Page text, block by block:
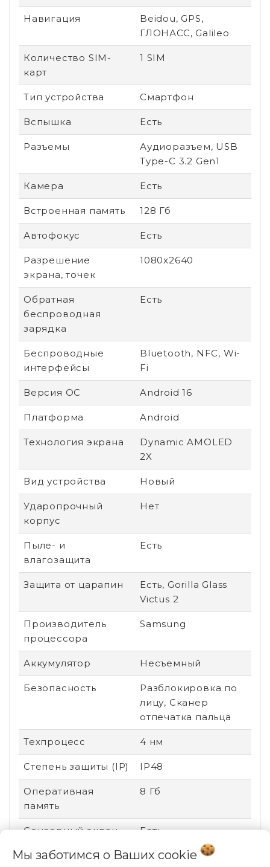
Навигация
Beidou, GPS,
ГЛОНАСС, Galileo
Количество SIM-
карт
1 SIM
Тип устройства Смартфон
Вспышка Есть
Разъемы
Аудиоразъем, USB
Type-C 3.2 Gen1
Камера Есть
Встроенная память 128 Гб
Автофокус Есть
Разрешение
экрана, точек
1080x2640
Обратная
беспроводная
зарядка
Есть
Беспроводные
интерфейсы
Bluetooth, NFC, Wi-
Fi
Версия ОС Android 16
Платформа Android
Технология экрана
Dynamic AMOLED
2X
Вид устройства Новый
Ударопрочный
корпус
Нет
Пыле- и
влагозащита
Есть
Защита от царапин
Есть, Gorilla Glass
Victus 2
Производитель
процессора
Samsung
Аккумулятор Несъемный
Безопасность
Разблокировка по
лицу, Сканер
отпечатка пальца
Техпроцесс 4 нм
Степень защиты (IP) IP48
Оперативная
память
8 Гб
Сенсорный экран Есть
Стандарт связи
2G (GSM), 3G (UMTS),
Мы заботимся о Ваших cookie